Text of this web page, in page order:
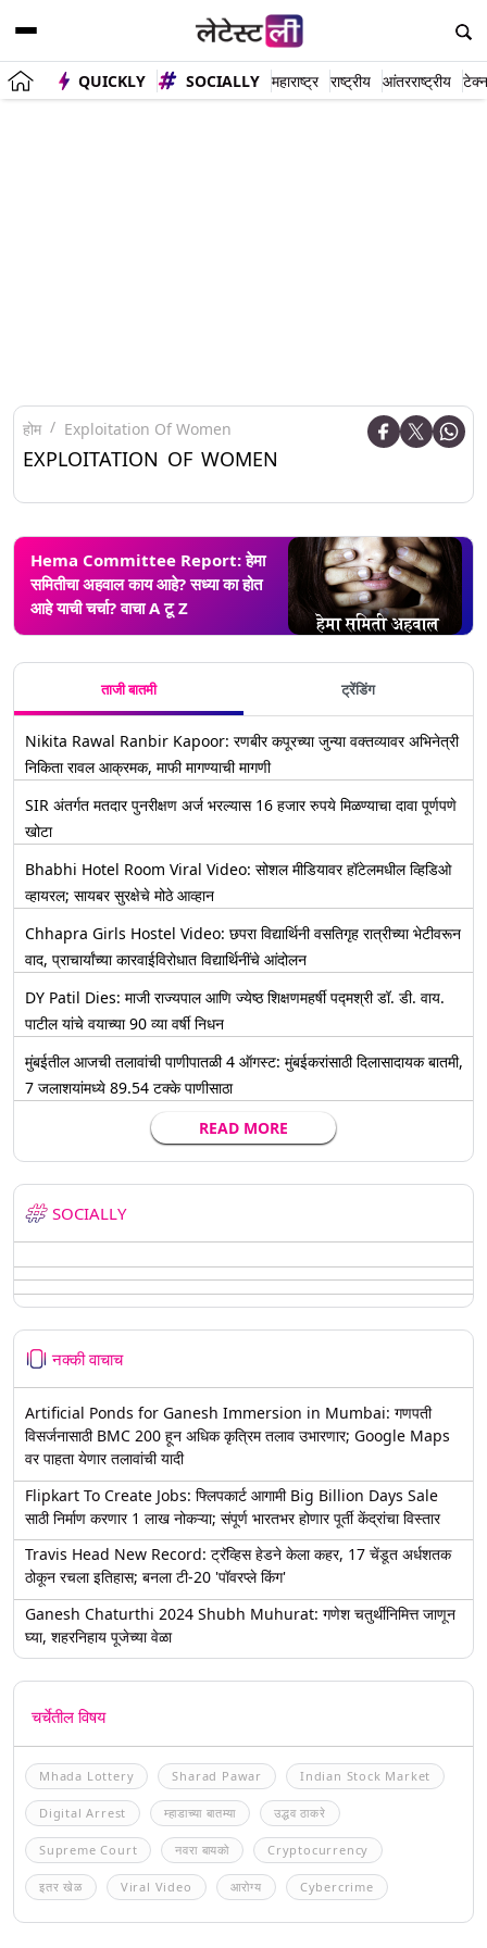
QUICKLY SOCIALLY महाराष्ट्र राष्ट्रीय आंतरराष्ट्रीय
होम Exploitation Of Women
EXPLOITATION OF WOMEN
Hema Committee Report: हेमा
समितीचा अहवाल काय आहे? सध्या का होत
आहे याची चर्चा? वाचा A टू Z
ताजी बातमी ट्रेंडिंग
Nikita Rawal Ranbir Kapoor: रणबीर कपूरच्या जुन्या वक्तव्यावर अभिनेत्री
निकिता रावल आक्रमक, माफी मागण्याची मागणी
SIR अंतर्गत मतदार पुनरीक्षण अर्ज भरल्यास 16 हजार रुपये मिळण्याचा दावा पूर्णपणे
खोटा
Bhabhi Hotel Room Viral Video: सोशल मीडियावर हॉटेलमधील व्हिडिओ
व्हायरल; सायबर सुरक्षेचे मोठे आव्हान
Chhapra Girls Hostel Video: छपरा विद्यार्थिनी वसतिगृह रात्रीच्या भेटीवरून
वाद, प्राचार्यांच्या कारवाईविरोधात विद्यार्थिनींचे आंदोलन
DY Patil Dies: माजी राज्यपाल आणि ज्येष्ठ शिक्षणमहर्षी पद्मश्री डॉ. डी. वाय.
पाटील यांचे वयाच्या 90 व्या वर्षी निधन
मुंबईतील आजची तलावांची पाणीपातळी 4 ऑगस्ट: मुंबईकरांसाठी दिलासादायक बातमी,
7 जलाशयांमध्ये 89.54 टक्के पाणीसाठा
READ MORE
SOCIALLY
नक्की वाचाच
Artificial Ponds for Ganesh Immersion in Mumbai: गणपती
विसर्जनासाठी BMC 200 हून अधिक कृत्रिम तलाव उभारणार; Google Maps
वर पाहता येणार तलावांची यादी
Flipkart To Create Jobs: फ्लिपकार्ट आगामी Big Billion Days Sale
साठी निर्माण करणार 1 लाख नोकऱ्या; संपूर्ण भारतभर होणार पूर्ती केंद्रांचा विस्तार
Travis Head New Record: ट्रॅव्हिस हेडने केला कहर, 17 चेंडूत अर्धशतक
ठोकून रचला इतिहास; बनला टी-20 'पॉवरप्ले किंग'
Ganesh Chaturthi 2024 Shubh Muhurat: गणेश चतुर्थीनिमित्त जाणून
घ्या, शहरनिहाय पूजेच्या वेळा
चर्चेतील विषय
Mhada Lottery Sharad Pawar Indian Stock Market
Digital Arrest म्हाडाच्या बातम्या उद्धव ठाकरे
Supreme Court नवरा बायको Cryptocurrency
इतर खेळ Viral Video आरोग्य Cybercrime